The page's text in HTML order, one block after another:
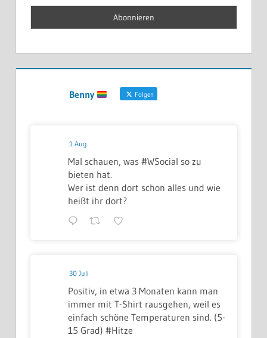
Benny Folgen
1 Aug.
Mal schauen, was #WSocial so zu
bieten hat.
Wer ist denn dort schon alles und wie
heißt ihr dort?
30 Juli
Positiv, in etwa 3 Monaten kann man
immer mit T-Shirt rausgehen, weil es
einfach schöne Temperaturen sind. (5-
15 Grad) #Hitze